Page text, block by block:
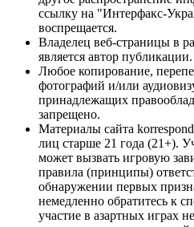
ссылку на "Интерфакс-
воспрещается.
Владелец веб-страницы в
является автор публикации.
Любое копирование,
фотографий и/или
принадлежащих
запрещено.
Материалы сайта
лиц старше 21 года (21+).
может вызвать игровую
правила (принципы)
обнаружении первых
немедленно обратитесь к
участие в азартных играх